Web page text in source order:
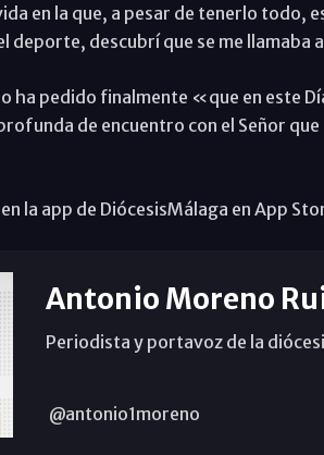
en la que, a pesar de tenerlo todo,
deporte, descubrí que se me llamaba
ha pedido finalmente «que en este
de encuentro con el Señor
la app de DiócesisMálaga en App
Antonio Moreno
Periodista y portavoz de la
@antonio1moreno